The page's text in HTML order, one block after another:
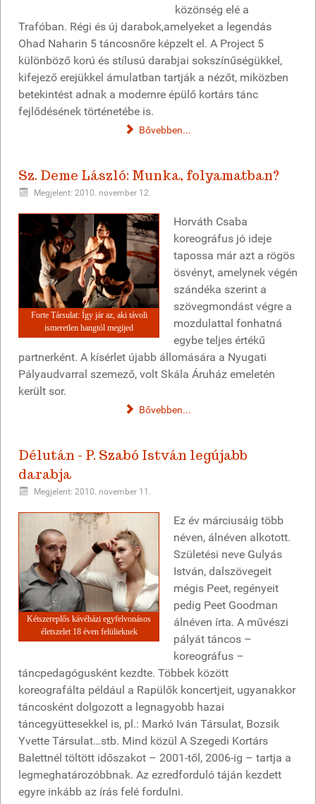
közönség elé a
Trafóban. Régi és új darabok,amelyeket a legendás
Ohad Naharin 5 táncosnőre képzelt el. A Project 5
különböző korú és stílusú darabjai sokszínűségükkel,
kifejező erejükkel ámulatban tartják a nézőt, miközben
betekintést adnak a modernre épülő kortárs tánc
fejlődésének történetébe is.
Bővebben...
Sz. Deme László: Munka, folyamatban?
Megjelent: 2010. november 12.
Forte Társulat: Így jár az, aki távoli
ismeretlen hangtól megijed
Horváth Csaba
koreográfus jó ideje
tapossa már azt a rögös
ösvényt, amelynek végén
szándéka szerint a
szövegmondást végre a
mozdulattal fonhatná
egybe teljes értékű
partnerként. A kísérlet újabb állomására a Nyugati
Pályaudvarral szemező, volt Skála Áruház emeletén
került sor.
Bővebben...
Délután - P. Szabó István legújabb
darabja
Megjelent: 2010. november 11.
Kétszereplős kávéházi egyfelvonásos
életszelet 18 éven felülieknek
Ez év márciusáig több
néven, álnéven alkotott.
Születési neve Gulyás
István, dalszövegeit
mégis Peet, regényeit
pedig Peet Goodman
álnéven írta. A művészi
pályát táncos –
koreográfus –
táncpedagógusként kezdte. Többek között
koreografálta például a Rapülők koncertjeit, ugyanakkor
táncosként dolgozott a legnagyobb hazai
táncegyüttesekkel is, pl.: Markó Iván Társulat, Bozsik
Yvette Társulat…stb. Mind közül A Szegedi Kortárs
Balettnél töltött időszakot – 2001-től, 2006-ig – tartja a
legmeghatározóbbnak. Az ezredforduló táján kezdett
egyre inkább az írás felé fordulni.